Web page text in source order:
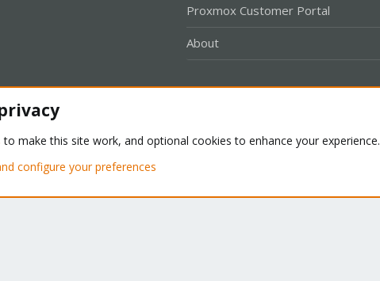
Proxmox Customer Portal
About
® © 2010-2026 XenForo Ltd.
to make this site work, and optional cookies to enhance your experience.
configure your preferences